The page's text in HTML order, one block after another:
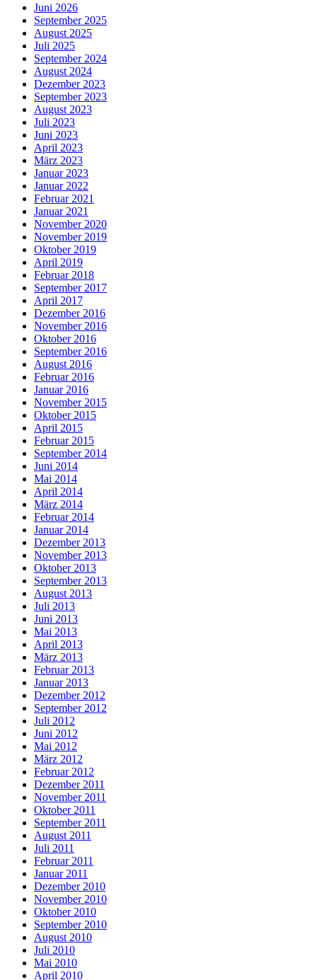
Juni 2026
September 2025
August 2025
Juli 2025
September 2024
August 2024
Dezember 2023
September 2023
August 2023
Juli 2023
Juni 2023
April 2023
März 2023
Januar 2023
Januar 2022
Februar 2021
Januar 2021
November 2020
November 2019
Oktober 2019
April 2019
Februar 2018
September 2017
April 2017
Dezember 2016
November 2016
Oktober 2016
September 2016
August 2016
Februar 2016
Januar 2016
November 2015
Oktober 2015
April 2015
Februar 2015
September 2014
Juni 2014
Mai 2014
April 2014
März 2014
Februar 2014
Januar 2014
Dezember 2013
November 2013
Oktober 2013
September 2013
August 2013
Juli 2013
Juni 2013
Mai 2013
April 2013
März 2013
Februar 2013
Januar 2013
Dezember 2012
September 2012
Juli 2012
Juni 2012
Mai 2012
März 2012
Februar 2012
Dezember 2011
November 2011
Oktober 2011
September 2011
August 2011
Juli 2011
Februar 2011
Januar 2011
Dezember 2010
November 2010
Oktober 2010
September 2010
August 2010
Juli 2010
Mai 2010
April 2010